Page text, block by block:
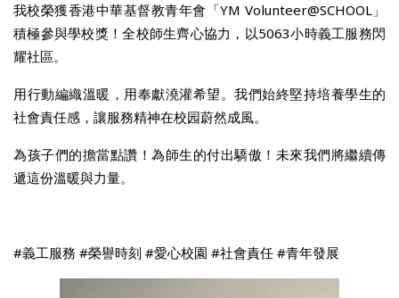
我校榮獲香港中華基督教青年會「YM Volunteer@SCHOOL」
積極參與學校獎！全校師生齊心協力，以5063小時義工服務閃
耀社區。
用行動編織溫暖，用奉獻澆灌希望。我們始終堅持培養學生的
社會責任感，讓服務精神在校园蔚然成風。
為孩子們的擔當點讚！為師生的付出驕傲！未來我們將繼續傳
遞這份溫暖與力量。
#義工服務 #榮譽時刻 #愛心校園 #社會責任 #青年發展